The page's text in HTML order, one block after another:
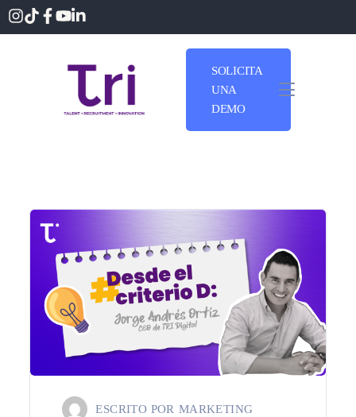
SOLICITA
UNA
DEMO
ESCRITO POR MARKETING